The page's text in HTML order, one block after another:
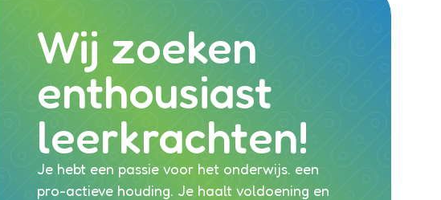
Wij zoeken
enthousiast
leerkrachten!
Je hebt een passie voor het onderwijs. een
pro-actieve houding. Je haalt voldoening en